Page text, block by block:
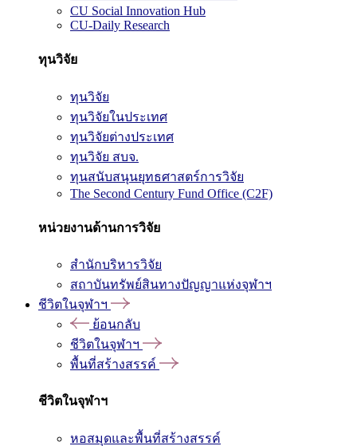
CU Social Innovation Hub
CU-Daily Research
ทุนวิจัย
ทุนวิจัย
ทุนวิจัยในประเทศ
ทุนวิจัยต่างประเทศ
ทุนวิจัย สบจ.
ทุนสนับสนุนยุทธศาสตร์การวิจัย
The Second Century Fund Office (C2F)
หน่วยงานด้านการวิจัย
สำนักบริหารวิจัย
สถาบันทรัพย์สินทางปัญญาแห่งจุฬาฯ
ชีวิตในจุฬาฯ
ย้อนกลับ
ชีวิตในจุฬาฯ
พื้นที่สร้างสรรค์
ชีวิตในจุฬาฯ
หอสมุดและพื้นที่สร้างสรรค์